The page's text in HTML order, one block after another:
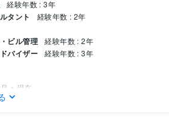
経験年数 : 3年
タント 経験年数 : 2年
ビル管理 経験年数 : 2年
バイザー 経験年数 : 3年
~ 現在
2018年3月 ~ 2020年2月